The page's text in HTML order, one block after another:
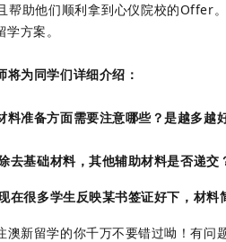
帮助他们顺利拿到心仪院校的Offer
方案。
将为同学们详细介绍：
料准备方面需要注意哪些？是越多越
去基础材料，其他辅助材料是否递交
在很多学生反映某书签证好下，材料
澳新留学的你千万不要错过呦！有问